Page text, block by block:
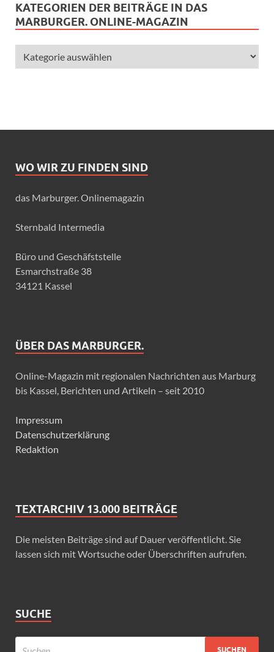
KATEGORIEN DER BEITRÄGE IN DAS
MARBURGER. ONLINE-MAGAZIN
WO WIR ZU FINDEN SIND
das Marburger. Onlinemagazin
Sternbald Intermedia
Büro und Geschäfststelle
Esmarchstraße 38
34121 Kassel
ÜBER DAS MARBURGER.
Online-Magazin mit regionalen Nachrichten aus Marburg
bis Kassel, Berichten und Artikeln – seit 2010
Impressum
Datenschutzerklärung
Redaktion
TEXTARCHIV 13.000 BEITRÄGE
Die meisten Beiträge sind auf Dauer veröffentlicht. Sie
lassen sich mit Wortsuche oder Überschriften aufrufen.
SUCHE